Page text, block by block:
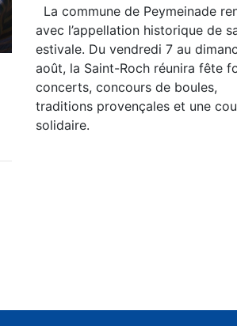
La commune de Peymeinade
avec l’appellation historique de
estivale. Du vendredi 7 au
août, la Saint-Roch réunira fête
concerts, concours de boules,
traditions provençales et une
solidaire.